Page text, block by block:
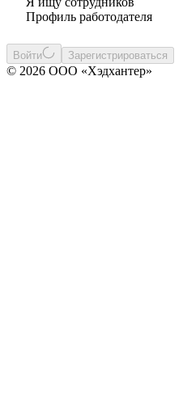
Профиль работодателя
Войти Зарегистрироваться
© 2026 ООО «Хэдхантер»